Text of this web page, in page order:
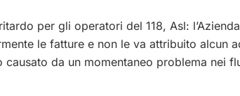
per gli operatori del 118, Asl:
le fatture e non le va attribuito alcun
da un momentaneo problema nei